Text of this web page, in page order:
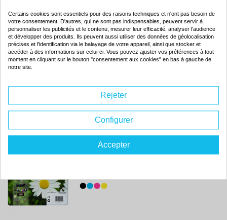
C13T18164012
89.98€
Pack de 4 cartouches d'encre originales - EPSON 18 - 1 noir + 1
cyan + 1 magenta + 1 jaune - (C13T18064012)
Couleur : noir + cyan + magenta + jaune
Certains cookies sont essentiels pour des raisons techniques et n'ont pas besoin de
votre consentement. D'autres, qui ne sont pas indispensables, peuvent servir à
personnaliser les publicités et le contenu, mesurer leur efficacité, analyser l'audience
et développer des produits. Ils peuvent aussi utiliser des données de géolocalisation
précises et l'identification via le balayage de votre appareil, ainsi que stocker et
accéder à des informations sur celui-ci. Vous pouvez ajuster vos préférences à tout
moment en cliquant sur le bouton "consentement aux cookies" en bas à gauche de
notre site.
Rejeter
Configurer
Accepter